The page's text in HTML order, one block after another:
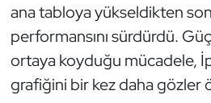
ana tabloya yükseldikten
performansını sürdürdü.
ortaya koyduğu mücadele,
grafiğini bir kez daha gözler
Karate
Kayak